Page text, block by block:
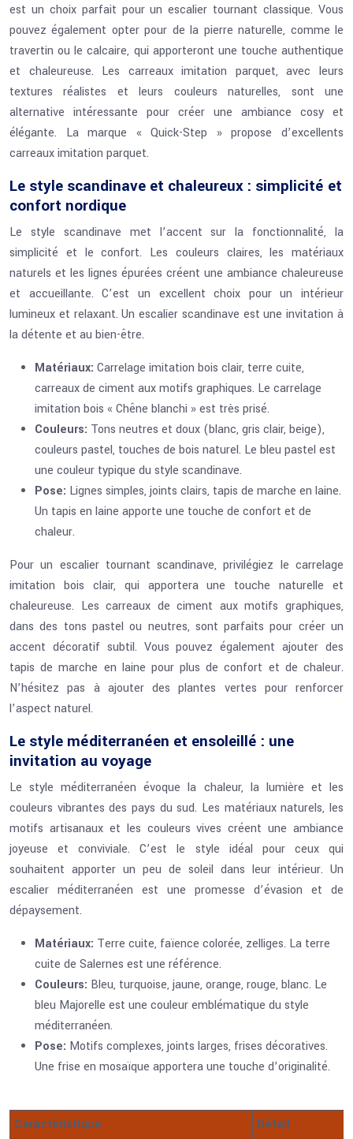
est un choix parfait pour un escalier tournant classique. Vous
pouvez également opter pour de la pierre naturelle, comme le
travertin ou le calcaire, qui apporteront une touche authentique
et chaleureuse. Les carreaux imitation parquet, avec leurs
textures réalistes et leurs couleurs naturelles, sont une
alternative intéressante pour créer une ambiance cosy et
élégante. La marque « Quick-Step » propose d’excellents
carreaux imitation parquet.
Le style scandinave et chaleureux : simplicité et
confort nordique
Le style scandinave met l’accent sur la fonctionnalité, la
simplicité et le confort. Les couleurs claires, les matériaux
naturels et les lignes épurées créent une ambiance chaleureuse
et accueillante. C’est un excellent choix pour un intérieur
lumineux et relaxant. Un escalier scandinave est une invitation à
la détente et au bien-être.
Matériaux: Carrelage imitation bois clair, terre cuite,
carreaux de ciment aux motifs graphiques. Le carrelage
imitation bois « Chêne blanchi » est très prisé.
Couleurs: Tons neutres et doux (blanc, gris clair, beige),
couleurs pastel, touches de bois naturel. Le bleu pastel est
une couleur typique du style scandinave.
Pose: Lignes simples, joints clairs, tapis de marche en laine.
Un tapis en laine apporte une touche de confort et de
chaleur.
Pour un escalier tournant scandinave, privilégiez le carrelage
imitation bois clair, qui apportera une touche naturelle et
chaleureuse. Les carreaux de ciment aux motifs graphiques,
dans des tons pastel ou neutres, sont parfaits pour créer un
accent décoratif subtil. Vous pouvez également ajouter des
tapis de marche en laine pour plus de confort et de chaleur.
N’hésitez pas à ajouter des plantes vertes pour renforcer
l’aspect naturel.
Le style méditerranéen et ensoleillé : une
invitation au voyage
Le style méditerranéen évoque la chaleur, la lumière et les
couleurs vibrantes des pays du sud. Les matériaux naturels, les
motifs artisanaux et les couleurs vives créent une ambiance
joyeuse et conviviale. C’est le style idéal pour ceux qui
souhaitent apporter un peu de soleil dans leur intérieur. Un
escalier méditerranéen est une promesse d’évasion et de
dépaysement.
Matériaux: Terre cuite, faïence colorée, zelliges. La terre
cuite de Salernes est une référence.
Couleurs: Bleu, turquoise, jaune, orange, rouge, blanc. Le
bleu Majorelle est une couleur emblématique du style
méditerranéen.
Pose: Motifs complexes, joints larges, frises décoratives.
Une frise en mosaïque apportera une touche d’originalité.
Caractéristique
Détail